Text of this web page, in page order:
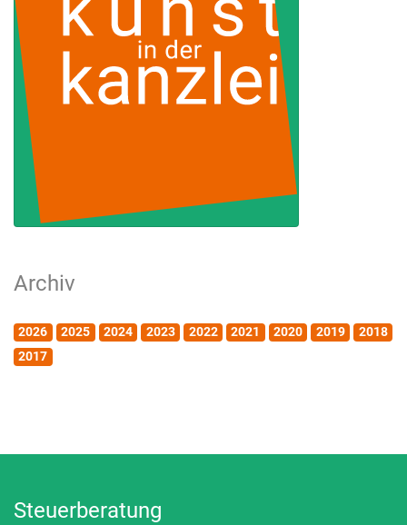
Archiv
2026 2025 2024 2023 2022 2021 2020 2019
2018
2017
Steuerberatung